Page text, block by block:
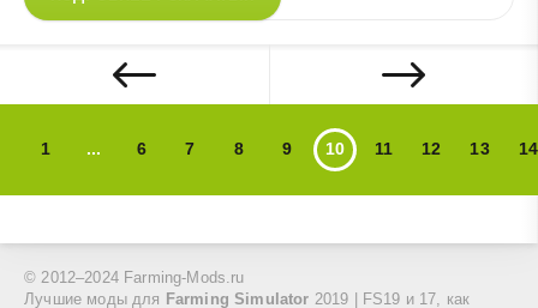
1 ... 6 7 8 9 10 11 12 13 14
© 2012–2024 Farming-Mods.ru
Лучшие моды для
Farming Simulator 2019 | FS19 и 17, как